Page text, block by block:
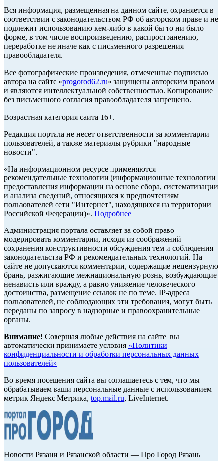
Вся информация, размещенная на данном сайте, охраняется в
соответствии с законодательством РФ об авторском праве и не
подлежит использованию кем-либо в какой бы то ни было
форме, в том числе воспроизведению, распространению,
переработке не иначе как с письменного разрешения
правообладателя.
Все фотографические произведения, отмеченные подписью
автора на сайте «progorod62.ru» защищены авторским правом
и являются интеллектуальной собственностью. Копирование
без письменного согласия правообладателя запрещено.
Возрастная категория сайта 16+.
Редакция портала не несет ответственности за комментарии
пользователей, а также материалы рубрики "народные
новости".
«На информационном ресурсе применяются
рекомендательные технологии (информационные технологии
предоставления информации на основе сбора, систематизации
и анализа сведений, относящихся к предпочтениям
пользователей сети "Интернет", находящихся на территории
Российской Федерации)». Подробнее
Администрация портала оставляет за собой право
модерировать комментарии, исходя из соображений
сохранения конструктивности обсуждения тем и соблюдения
законодательства РФ и рекомендательных технологий. На
сайте не допускаются комментарии, содержащие нецензурную
брань, разжигающие межнациональную рознь, возбуждающие
ненависть или вражду, а равно унижение человеческого
достоинства, размещение ссылок не по теме. IP-адреса
пользователей, не соблюдающих эти требования, могут быть
переданы по запросу в надзорные и правоохранительные
органы.
Внимание! Совершая любые действия на сайте, вы
автоматически принимаете условия «Политики
конфиденциальности и обработки персональных данных
пользователей»
Во время посещения сайта вы соглашаетесь с тем, что мы
обрабатываем ваши персональные данные с использованием
метрик Яндекс Метрика, top.mail.ru, LiveInternet.
Новости Рязани и Рязанской области — Про Город Рязань